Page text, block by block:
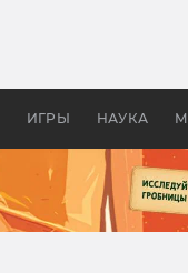
ИГРЫ НАУКА
бы